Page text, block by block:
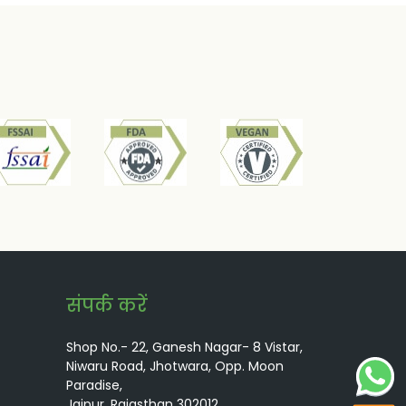
संपर्क करें
Shop No.- 22, Ganesh Nagar- 8 Vistar,
Niwaru Road, Jhotwara, Opp. Moon
Paradise,